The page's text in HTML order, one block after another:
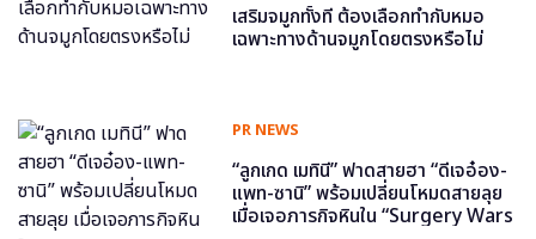
เสริมจมูกทั้งที ต้องเลือกทำกับหมอ
เฉพาะทางด้านจมูกโดยตรงหรือไม่
PR NEWS
“ลูกเกด เมทินี” ฟาดสายฮา “ดีเจอ๋อง-
แพท-ซานิ” พร้อมเปลี่ยนโหมดสายลุย
เมื่อเจอภารกิจหินใน “Surgery Wars